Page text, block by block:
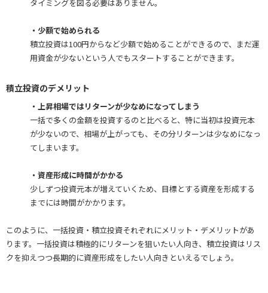
タイミングを図る必要はありません。
・少額で始められる
積立投資は100円からなど少額で始めることができるので、まだ運
用資金が少ないという人でもスタートすることができます。
積立投資のデメリット
・上昇相場ではリターンが少なめになってしまう
一括で多くの金額を投資するのと比べると、特に当初は投資元本
が少ないので、相場が上がっても、その分リターンは少なめになっ
てしまいます。
・資産形成に時間がかかる
少しずつ投資元本が増えていくため、目標とする資産を形成する
までには時間がかかります。
このように、一括投資・積立投資それぞれにメリット・デメリットがあ
ります。一括投資は積極的にリターンを狙いたい人向き、積立投資はリス
クを抑えつつ長期的に資産形成をしたい人向きといえるでしょう。